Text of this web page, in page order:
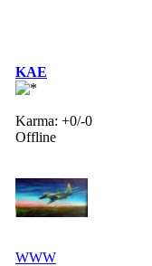
KAE
Karma: +0/-0
Offline
WWW